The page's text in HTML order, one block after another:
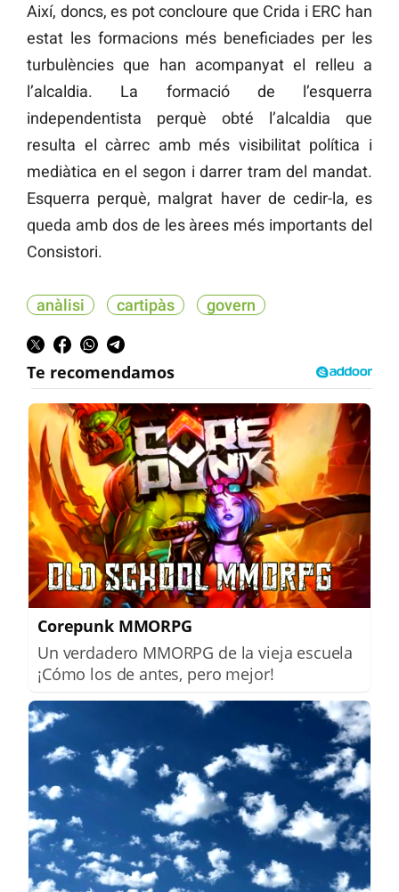
Així, doncs, es pot concloure que Crida i ERC han
estat les formacions més beneficiades per les
turbulències que han acompanyat el relleu a
l’alcaldia. La formació de l’esquerra
independentista perquè obté l’alcaldia que
resulta el càrrec amb més visibilitat política i
mediàtica en el segon i darrer tram del mandat.
Esquerra perquè, malgrat haver de cedir-la, es
queda amb dos de les àrees més importants del
Consistori.
anàlisi cartipàs govern
Corepunk MMORPG
Un verdadero MMORPG de la vieja escuela
¡Cómo los de antes, pero mejor!